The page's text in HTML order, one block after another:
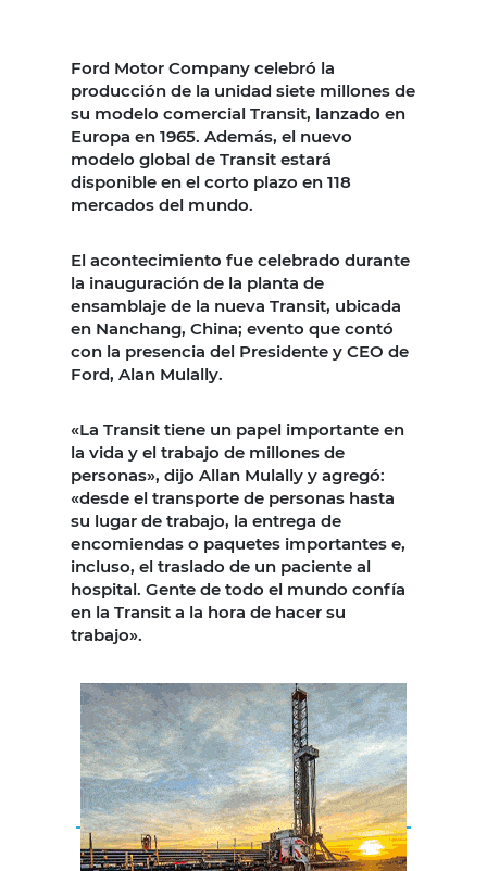
Ford Motor Company celebró la
producción de la unidad siete millones de
su modelo comercial Transit, lanzado en
Europa en 1965. Además, el nuevo
modelo global de Transit estará
disponible en el corto plazo en 118
mercados del mundo.
El acontecimiento fue celebrado durante
la inauguración de la planta de
ensamblaje de la nueva Transit, ubicada
en Nanchang, China; evento que contó
con la presencia del Presidente y CEO de
Ford, Alan Mulally.
«La Transit tiene un papel importante en
la vida y el trabajo de millones de
personas», dijo Allan Mulally y agregó:
«desde el transporte de personas hasta
su lugar de trabajo, la entrega de
encomiendas o paquetes importantes e,
incluso, el traslado de un paciente al
hospital. Gente de todo el mundo confía
en la Transit a la hora de hacer su
trabajo».